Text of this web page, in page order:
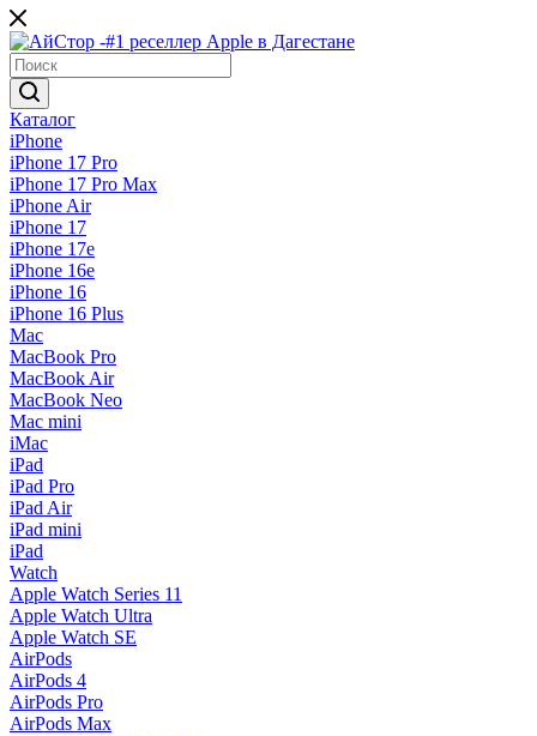
Каталог
iPhone
iPhone 17 Pro
iPhone 17 Pro Max
iPhone Air
iPhone 17
iPhone 17e
iPhone 16e
iPhone 16
iPhone 16 Plus
Mac
MacBook Pro
MacBook Air
MacBook Neo
Mac mini
iMac
iPad
iPad Pro
iPad Air
iPad mini
iPad
Watch
Apple Watch Series 11
Apple Watch Ultra
Apple Watch SE
AirPods
AirPods 4
AirPods Pro
AirPods Max